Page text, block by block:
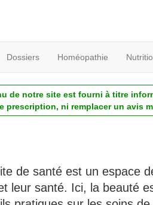
Dossiers Homéopathie
de notre site est fourni à titre
prescription, ni remplacer un avis
de santé est un espace
leur santé. Ici, la beauté